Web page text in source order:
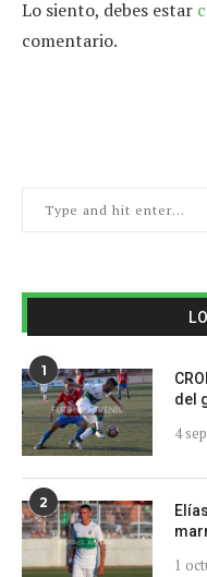
Lo siento, debes estar
comentario.
1
del
4
2
1